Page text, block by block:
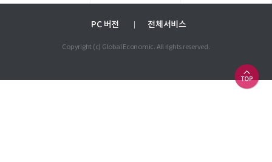
PC 버전 전체서비스
Copyright (c) Global Economic. All rights reserved.